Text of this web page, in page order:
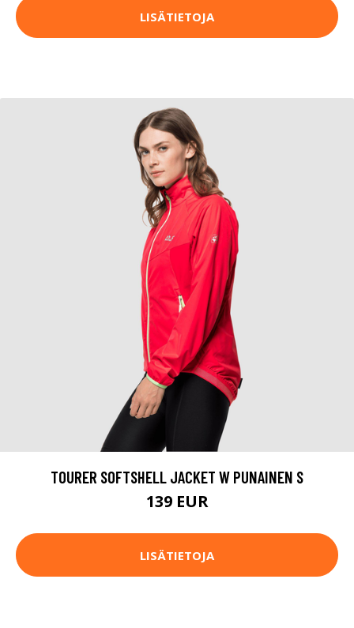
LISÄTIETOJA
TOURER SOFTSHELL JACKET W PUNAINEN S
139 EUR
LISÄTIETOJA